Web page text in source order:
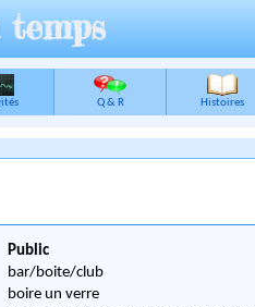
Q & R Histoires
Public
bar/boite/club
boire un verre